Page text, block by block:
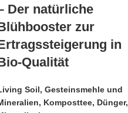
Der natürliche
zur
in
Qualität
Soil, Gesteinsmehle und
, Komposttee, Dünger,